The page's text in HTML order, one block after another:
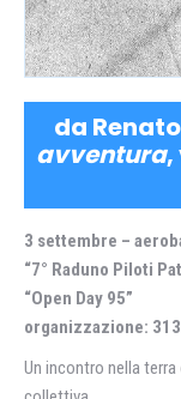
da
avventura,
3 settembre –
“7° Raduno Piloti
“Open Day 95”
organizzazione:
Un incontro nella terra